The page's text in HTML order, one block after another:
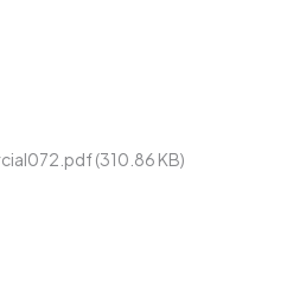
(310.86 KB)